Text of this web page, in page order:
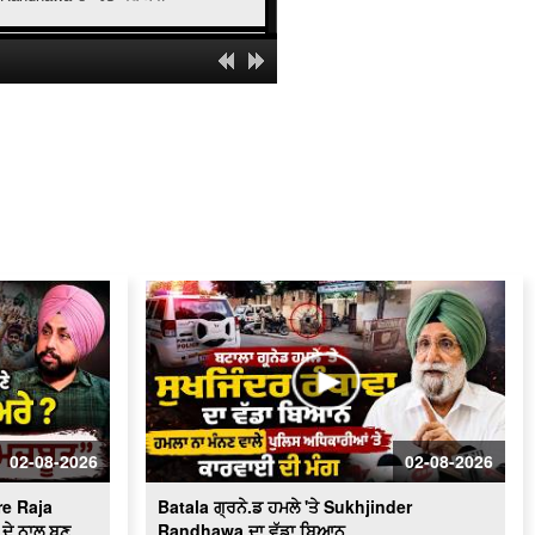
ਪੁਲਿਸ ਤੇ ਬਦਮਾਸ਼ ਹੋਏ ਆਹਮੋ-ਸਾਹਮਣੇ, ਦੇਖੋ
ਮੌਕੇ 'ਤੇ ਕੀ ਬਣੇ ਹਾਲਾਤ
LIVE : Gurdwara Bangla Sahib Delhi
ਤੋਂ Gurbani Kirtan ਦਾ ਸਿੱਧਾ ਪ੍ਰਸਾਰਣ
Cabinet Minister Mohinder Bhagat
Addresses Media | ਅਹਿਮ ਮੁੱਦਿਆਂ ’ਤੇ
ਪ੍ਰੈਸ ਕਾਨਫ਼ਰੰਸ
Congress ਦਾ ਮੁੱਕੇਗਾ ਕਾਟੋ ਕਲੇਸ਼ ?
Fatehgarh Sahib ’ਚ ਇਕੱਠੇ ਹੋਏ ਕਾਂਗਰਸੀ
LIVE
02-08-2026
Raja
02-08-2026
Batala ਗ੍ਰਨੇ.ਡ ਹਮਲੇ 'ਤੇ Sukhjinder